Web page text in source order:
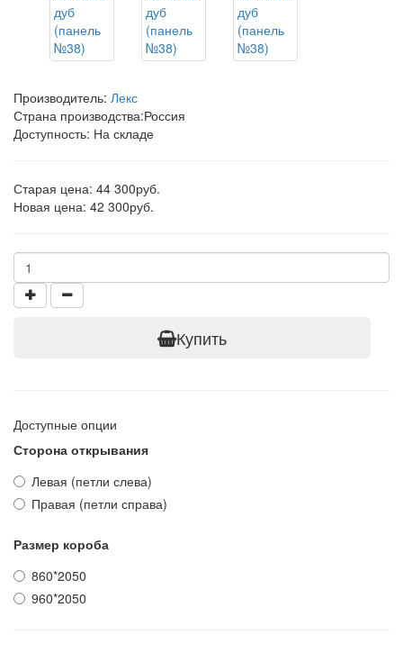
Производитель: Лекс
Страна производства:Россия
Доступность: На складе
Старая цена: 44 300руб.
Новая цена: 42 300руб.
Купить
Доступные опции
Сторона открывания
Левая (петли слева)
Правая (петли справа)
Размер короба
860*2050
960*2050